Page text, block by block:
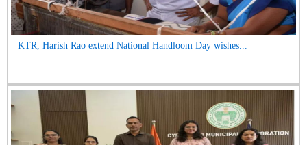
KTR, Harish Rao extend National Handloom Day wishes...